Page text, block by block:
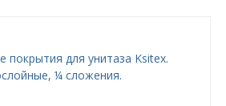
покрытия для унитаза Ksitex.
¼ сложения.